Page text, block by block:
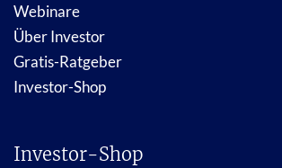
Webinare
Über Investor
Gratis-Ratgeber
Investor-Shop
Investor-Shop